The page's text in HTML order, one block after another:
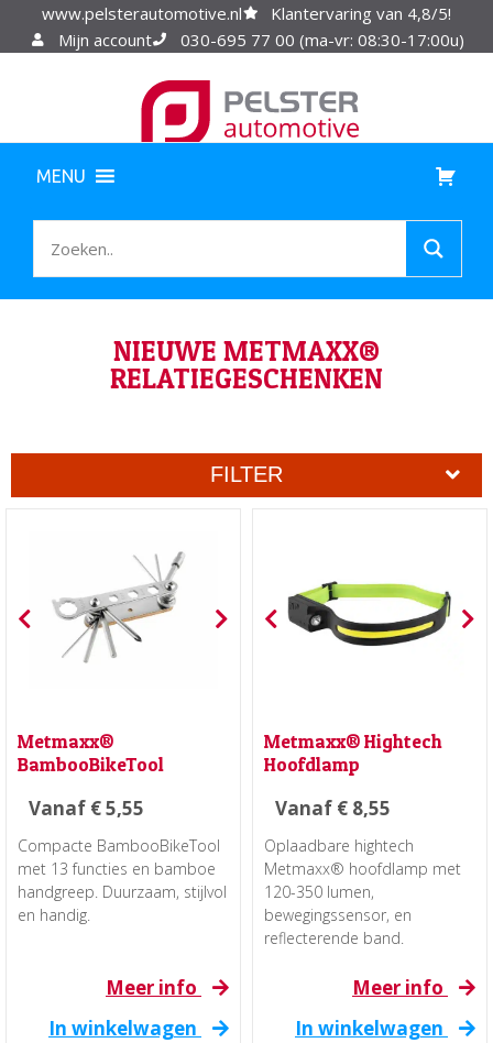
www.pelsterautomotive.nl
Klantervaring van 4,8/5!
Mijn account
030-695 77 00 (ma-vr: 08:30-17:00u)
MENU
NIEUWE METMAXX®
RELATIEGESCHENKEN
FILTER
Metmaxx®
BambooBikeTool
Vanaf €5,55
Meer info
In winkelwagen
Compacte BambooBikeTool
met 13 functies en bamboe
handgreep. Duurzaam, stijlvol
en handig.
Metmaxx® Hightech
Hoofdlamp
Vanaf € 8,55
Meer info
In winkelwagen
Oplaadbare hightech
Metmaxx® hoofdlamp met
120-350 lumen,
bewegingssensor, en
reflecterende band.